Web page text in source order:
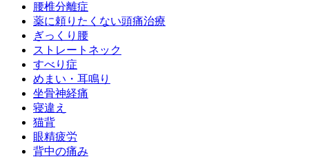
腰椎分離症
薬に頼りたくない頭痛治療
ぎっくり腰
ストレートネック
すべり症
めまい・耳鳴り
坐骨神経痛
寝違え
猫背
眼精疲労
背中の痛み